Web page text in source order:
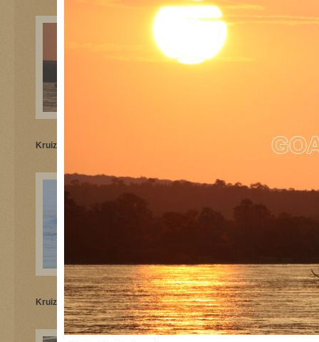
Kruizas Zambezės upė Kruizas Zambezės upė
Kruizas Zambezės upė Kruizas Zambezės upė